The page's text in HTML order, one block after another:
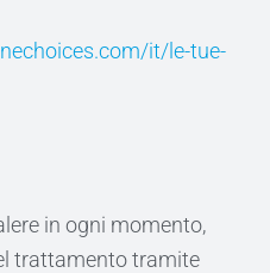
it/le-tue-
in ogni momento,
trattamento tramite